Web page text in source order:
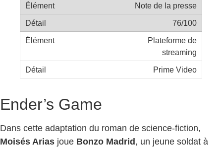
Note de la presse
76/100
Plateforme de
streaming
Prime Video
Ender’s Game
Dans cette adaptation du roman de science-fiction,
Moisés Arias joue Bonzo Madrid, un jeune soldat à